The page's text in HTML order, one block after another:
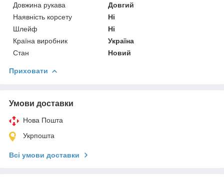
Довжина рукава
Довгий
Наявність корсету
Ні
Шлейф
Ні
Країна виробник
Україна
Стан
Новий
Приховати
Умови доставки
Нова Пошта
Укрпошта
Всі умови доставки